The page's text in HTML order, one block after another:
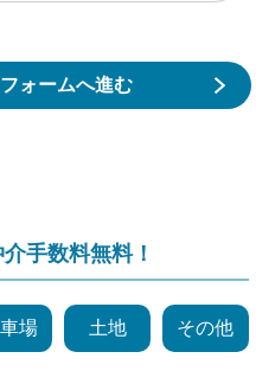
ォームへ進む
手数料無料！
場 土地 その他